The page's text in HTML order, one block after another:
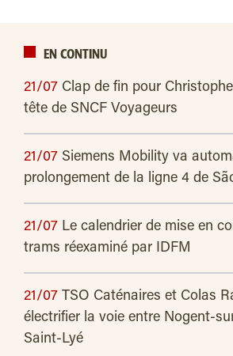
EN CONTINU
21/07 Clap de fin pour
tête de SNCF Voyageurs
21/07 Siemens Mobility va
prolongement de la ligne 4 de
21/07 Le calendrier de mise en
trams réexaminé par IDFM
21/07 TSO Caténaires et Colas
électrifier la voie entre Nogent-
Saint-Lyé